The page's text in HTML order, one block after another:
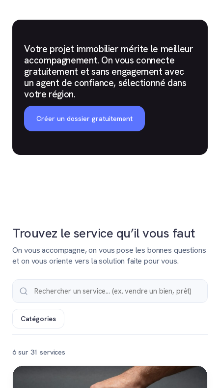
Votre projet immobilier mérite le meilleur
accompagnement. On vous connecte
gratuitement et sans engagement avec
un agent de confiance, sélectionné dans
votre région.
Créer un dossier gratuitement
Trouvez le service qu’il vous faut
On vous accompagne, on vous pose les bonnes questions
et on vous oriente vers la solution faite pour vous.
Catégories
6 sur 31 services